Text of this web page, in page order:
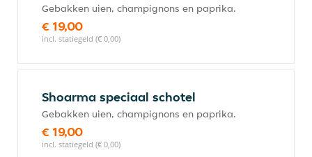
Gebakken uien, champignons en paprika.
€ 19,00
incl. statiegeld (€ 0,00)
Shoarma speciaal schotel
Gebakken uien, champignons en paprika.
€ 19,00
incl. statiegeld (€ 0,00)